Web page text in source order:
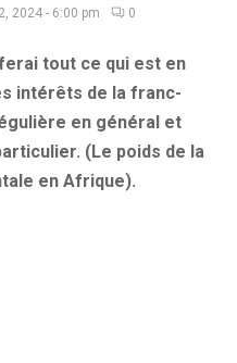
2024 - 6:00 pm 0
tout ce qui est en
intérêts de la franc-
en général et
(Le poids de la
en Afrique).